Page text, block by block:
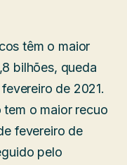
têm o maior
bilhões, queda
de 2021.
o maior recuo
fevereiro de
pelo